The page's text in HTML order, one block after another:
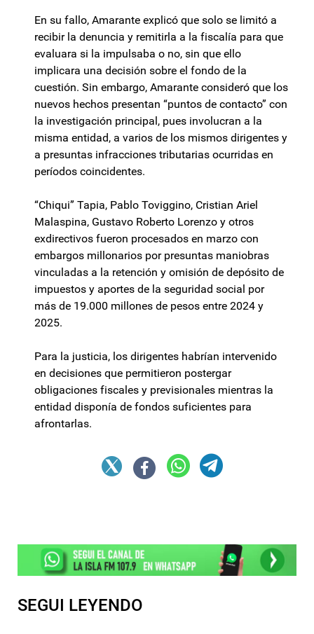
En su fallo, Amarante explicó que solo se limitó a
recibir la denuncia y remitirla a la fiscalía para que
evaluara si la impulsaba o no, sin que ello
implicara una decisión sobre el fondo de la
cuestión. Sin embargo, Amarante consideró que los
nuevos hechos presentan “puntos de contacto” con
la investigación principal, pues involucran a la
misma entidad, a varios de los mismos dirigentes y
a presuntas infracciones tributarias ocurridas en
períodos coincidentes.
“Chiqui” Tapia, Pablo Toviggino, Cristian Ariel
Malaspina, Gustavo Roberto Lorenzo y otros
exdirectivos fueron procesados en marzo con
embargos millonarios por presuntas maniobras
vinculadas a la retención y omisión de depósito de
impuestos y aportes de la seguridad social por
más de 19.000 millones de pesos entre 2024 y
2025.
Para la justicia, los dirigentes habrían intervenido
en decisiones que permitieron postergar
obligaciones fiscales y previsionales mientras la
entidad disponía de fondos suficientes para
afrontarlas.
SEGUI LEYENDO